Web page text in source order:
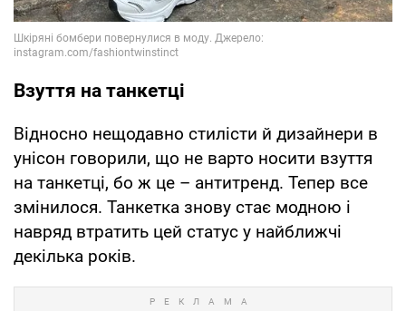
Взуття на танкетці
Відносно нещодавно стилісти й дизайнери в
унісон говорили, що не варто носити взуття
на танкетці, бо ж це – антитренд. Тепер все
змінилося. Танкетка знову стає модною і
навряд втратить цей статус у найближчі
декілька років.